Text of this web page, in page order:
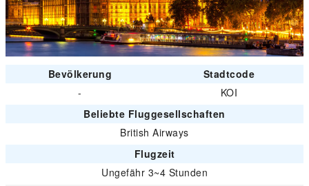
Bevölkerung
Stadtcode
-
KOI
Beliebte Fluggesellschaften
British Airways
Flugzeit
Ungefähr 3~4 Stunden